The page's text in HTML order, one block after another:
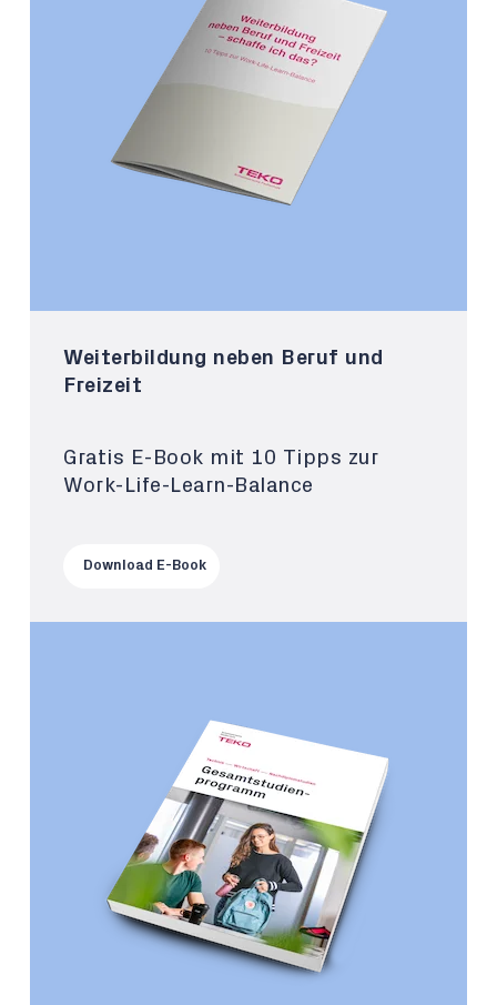
Weiterbildung neben Beruf und
Freizeit
Gratis E-Book mit 10 Tipps zur
Work-Life-Learn-Balance
Download E-Book